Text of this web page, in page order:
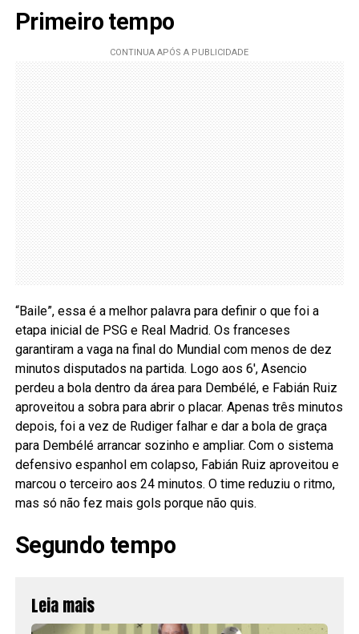
Primeiro tempo
“Baile”, essa é a melhor palavra para definir o que foi a
etapa inicial de PSG e Real Madrid. Os franceses
garantiram a vaga na final do Mundial com menos de dez
minutos disputados na partida. Logo aos 6′, Asencio
perdeu a bola dentro da área para Dembélé, e Fabián Ruiz
aproveitou a sobra para abrir o placar. Apenas três minutos
depois, foi a vez de Rudiger falhar e dar a bola de graça
para Dembélé arrancar sozinho e ampliar. Com o sistema
defensivo espanhol em colapso, Fabián Ruiz aproveitou e
marcou o terceiro aos 24 minutos. O time reduziu o ritmo,
mas só não fez mais gols porque não quis.
Segundo tempo
Leia mais